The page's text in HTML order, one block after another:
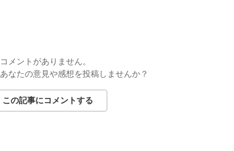
メントがありません。
なたの意見や感想を投稿しませんか？
この記事にコメントする